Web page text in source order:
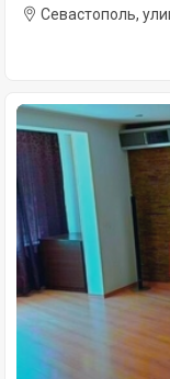
Севастополь,